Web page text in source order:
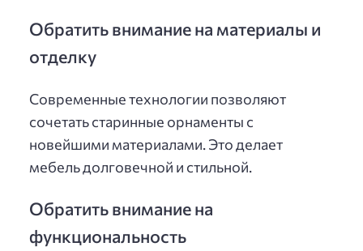
Обратить внимание на материалы и
отделку
Современные технологии позволяют
сочетать старинные орнаменты с
новейшими материалами. Это делает
мебель долговечной и стильной.
Обратить внимание на
функциональность